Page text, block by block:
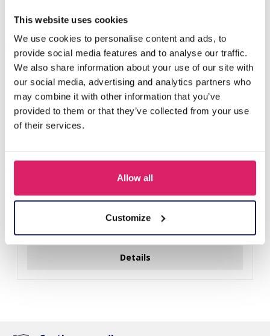
This website uses cookies
We use cookies to personalise content and ads, to
provide social media features and to analyse our traffic.
We also share information about your use of our site with
our social media, advertising and analytics partners who
may combine it with other information that you’ve
provided to them or that they’ve collected from your use
of their services.
Allow all
Customize
Anderen kochten ook
Login voor prijzen
Details